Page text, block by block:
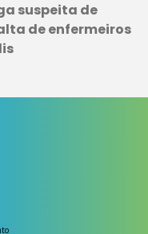
suspeita de
de enfermeiros